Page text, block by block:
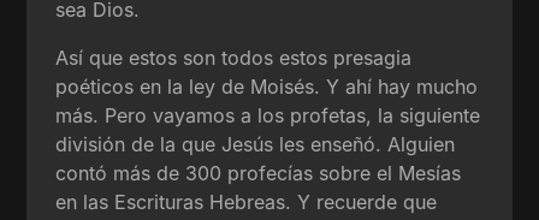
sea Dios.
Así que estos son todos estos presagia
poéticos en la ley de Moisés. Y ahí hay mucho
más. Pero vayamos a los profetas, la siguiente
división de la que Jesús les enseñó. Alguien
contó más de 300 profecías sobre el Mesías
en las Escrituras Hebreas. Y recuerde que